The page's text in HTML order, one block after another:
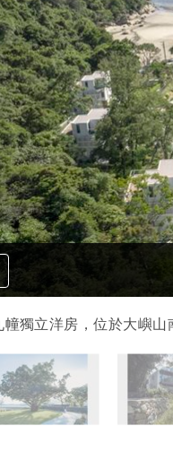
幢獨立洋房，位於大嶼山